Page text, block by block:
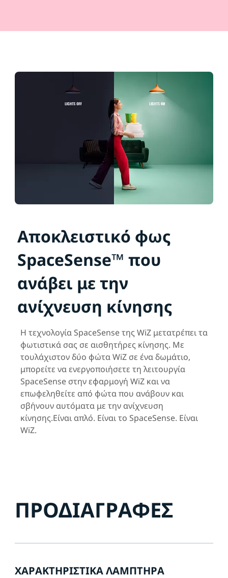
Αποκλειστικό φως
SpaceSense™ που
ανάβει με την
ανίχνευση κίνησης
Η τεχνολογία SpaceSense της WiZ μετατρέπει τα
φωτιστικά σας σε αισθητήρες κίνησης. Με
τουλάχιστον δύο φώτα WiZ σε ένα δωμάτιο,
μπορείτε να ενεργοποιήσετε τη λειτουργία
SpaceSense στην εφαρμογή WiZ και να
επωφεληθείτε από φώτα που ανάβουν και
σβήνουν αυτόματα με την ανίχνευση
κίνησης.Είναι απλό. Είναι το SpaceSense. Είναι
WiZ.
ΠΡΟΔΙΑΓΡΑΦΈΣ
ΧΑΡΑΚΤΗΡΙΣΤΙΚΆ ΛΑΜΠΤΉΡΑ